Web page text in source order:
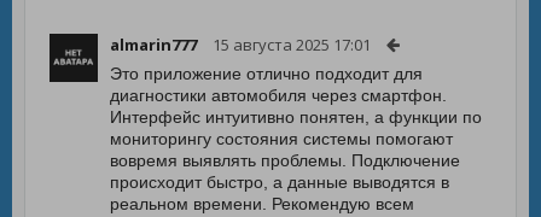
almarin777 15 августа 2025 17:01
Это приложение отлично подходит для
диагностики автомобиля через смартфон.
Интерфейс интуитивно понятен, а функции по
мониторингу состояния системы помогают
вовремя выявлять проблемы. Подключение
происходит быстро, а данные выводятся в
реальном времени. Рекомендую всем